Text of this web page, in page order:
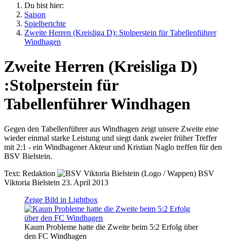
Du bist hier:
Saison
Spielberichte
Zweite Herren (Kreisliga D): Stolperstein für Tabellenführer
Windhagen
Zweite Herren (Kreisliga D)
:Stolperstein für
Tabellenführer Windhagen
Gegen den Tabellenführer aus Windhagen zeigt unsere Zweite eine
wieder einmal starke Leistung und siegt dank zweier früher Treffer
mit 2:1 - ein Windhagener Akteur und Kristian Naglo treffen für den
BSV Bielstein.
Text: Redaktion
BSV
Viktoria Bielstein 23. April 2013
Zeige Bild in Lightbox
Kaum Probleme hatte die Zweite beim 5:2 Erfolg über
den FC Windhagen